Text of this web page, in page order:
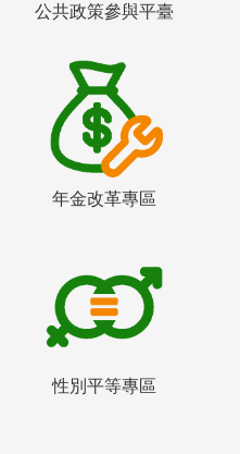
公共政策參與平臺
年金改革專區
性別平等專區